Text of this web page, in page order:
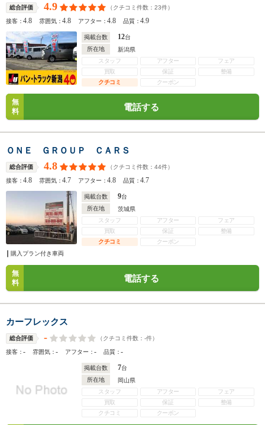
総合評価 4.9 （クチコミ件数： 23件）
接客：4.8 雰囲気：4.8 アフター：4.8 品質：4.9
掲載台数 12台
所在地
新潟県
スタッフ
アフター
フェア
買取
保証
整備
クチコミ
クーポン
無
料
電話する
ＯＮＥ ＧＲＯＵＰ ＣＡＲＳ
総合評価 4.8 （クチコミ件数： 44件）
接客：4.8 雰囲気：4.7 アフター：4.8 品質：4.7
掲載台数 9台
所在地
茨城県
スタッフ
アフター
フェア
買取
保証
整備
クチコミ
クーポン
購入プラン付き車両
無
料
電話する
カーフレックス
総合評価 - （クチコミ件数： -件）
接客：- 雰囲気：- アフター：- 品質：-
掲載台数 7台
所在地
岡山県
スタッフ
アフター
フェア
買取
保証
整備
クチコミ
クーポン